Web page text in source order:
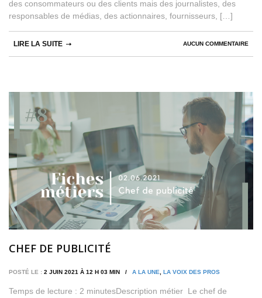
des consommateurs ou des clients mais des journalistes, des
responsables de médias, des actionnaires, fournisseurs, […]
AUCUN COMMENTAIRE
LIRE LA SUITE
CHEF DE PUBLICITÉ
POSTÉ LE : 2 JUIN 2021 À 12 H 03 MIN / A LA UNE, LA VOIX DES PROS
Temps de lecture : 2 minutesDescription métier Le chef de